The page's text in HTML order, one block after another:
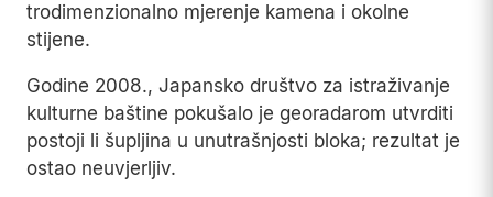
trodimenzionalno mjerenje kamena i okolne
stijene.
Godine 2008., Japansko društvo za istraživanje
kulturne baštine pokušalo je georadarom utvrditi
postoji li šupljina u unutrašnjosti bloka; rezultat je
ostao neuvjerljiv.